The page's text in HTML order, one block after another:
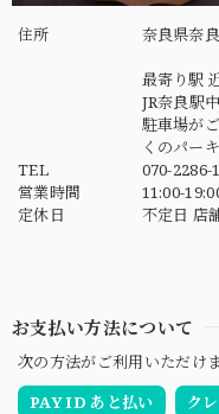
住所 奈良県奈
最寄り駅
JR奈良駅
駐車場が
くのパー
TEL
070-2286-
営業時間
11:00-
定休日
不定日 店
お支払い方法について
次の方法がご利用いただけま
PAY ID あと払い
ク